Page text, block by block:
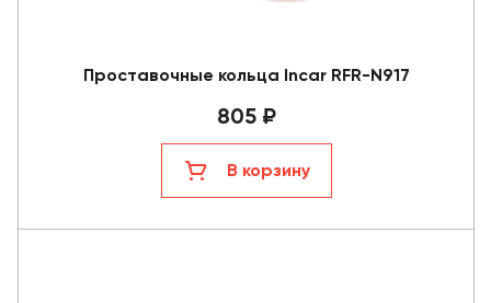
Проставочные кольца Incar RFR-N917
805 ₽
В корзину